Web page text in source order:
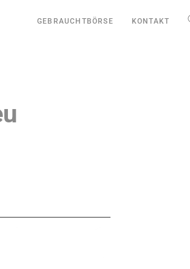
GEBRAUCHTBÖRSE KONTAKT